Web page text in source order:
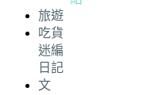
旅遊
吃貨
迷編
日記
文